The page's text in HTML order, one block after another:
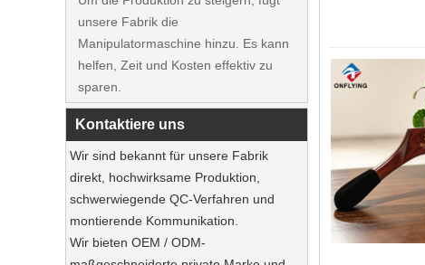
Hochzeitskleider Samtbügel Kleider
Hersteller Lieferant
Manipulatormaschine hinzu. Es kann
helfen, Zeit und Kosten effektiv zu
sparen.
Ausstellung in Frankreich
Unsere Fabrik nahm an der
Ausstellung in Frankreich teil. Unsere
Produkte waren bei Besuchern beliebt.
Nachhaltige Jute Totes dominieren 2025
Feiertags Shopping‌
Unsere Jute-Einkaufstaschen sind das
Kontaktiere uns
Wir sind bekannt für unsere Fabrik
direkt, hochwirksame Produktion,
schwerwiegende QC-Verfahren und
montierende Kommunikation.
Wir bieten OEM / ODM-